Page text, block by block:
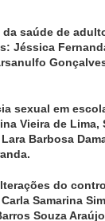
saúde de
Jéssica
sexual em
Vieira de Lima,
Barbosa
do
Samarina
Souza